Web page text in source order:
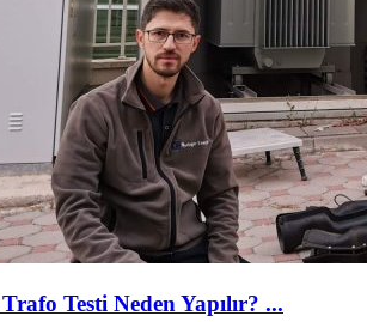
Testi Neden Yapılır? ...